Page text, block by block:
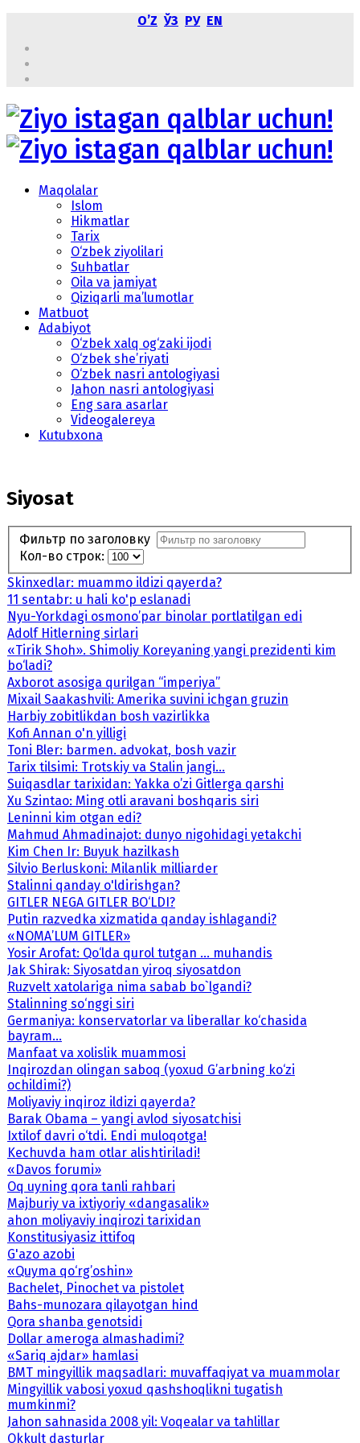
OʼZ ЎЗ РУ EN
Maqolalar
Islom
Hikmatlar
Tarix
O‘zbek ziyolilari
Suhbatlar
Oila va jamiyat
Qiziqarli ma’lumotlar
Matbuot
Adabiyot
O‘zbek xalq og‘zaki ijodi
O‘zbek she’riyati
O‘zbek nasri antologiyasi
Jahon nasri antologiyasi
Eng sara asarlar
Videogalereya
Kutubxona
Siyosat
Фильтр по заголовку
Кол-во строк:
Skinxedlar: muammo ildizi qayerda?
11 sentabr: u hali ko'p eslanadi
Nyu-Yorkdagi osmono’par binolar portlatilgan edi
Adolf Hitlerning sirlari
«Tirik Shoh». Shimoliy Koreyaning yangi prezidenti kim
bo‘ladi?
Axborot asosiga qurilgan “imperiya”
Mixail Saakashvili: Amerika suvini ichgan gruzin
Harbiy zobitlikdan bosh vazirlikka
Kofi Annan o'n yilligi
Toni Bler: barmen. advokat, bosh vazir
Tarix tilsimi: Trotskiy va Stalin jangi...
Suiqasdlar tarixidan: Yakka o’zi Gitlerga qarshi
Xu Szintao: Ming otli aravani boshqaris siri
Leninni kim otgan edi?
Mahmud Ahmadinajot: dunyo nigohidagi yetakchi
Kim Chen Ir: Buyuk hazilkash
Silvio Berluskoni: Milanlik milliarder
Stalinni qanday o'ldirishgan?
GITLER NEGA GITLER BO‘LDI?
Putin razvedka xizmatida qanday ishlagandi?
«NOMA’LUM GITLER»
Yosir Arofat: Qo‘lda qurol tutgan ... muhandis
Jak Shirak: Siyosatdan yiroq siyosatdon
Ruzvelt xatolariga nima sabab bo`lgandi?
Stalinning so‘nggi siri
Germaniya: konservatorlar va liberallar ko‘chasida
bayram...
Manfaat va xolislik muammosi
Inqirozdan olingan saboq (yoxud G’arbning ko‘zi
ochildimi?)
Moliyaviy inqiroz ildizi qayerda?
Barak Obama – yangi avlod siyosatchisi
Ixtilof davri o‘tdi. Endi muloqotga!
Kechuvda ham otlar alishtiriladi!
«Davos forumi»
Oq uyning qora tanli rahbari
Majburiy va ixtiyoriy «dangasalik»
ahon moliyaviy inqirozi tarixidan
Konstitusiyasiz ittifoq
G'azo azobi
«Quyma qo‘rg’oshin»
Bachelet, Pinochet va pistolet
Bahs-munozara qilayotgan hind
Qora shanba genotsidi
Dollar ameroga almashadimi?
«Sariq ajdar» hamlasi
BMT mingyillik maqsadlari: muvaffaqiyat va muammolar
Mingyillik vabosi yoxud qashshoqlikni tugatish
mumkinmi?
Jahon sahnasida 2008 yil: Voqealar va tahlillar
Okkult dasturlar